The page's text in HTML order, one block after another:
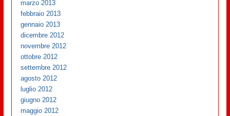
marzo 2013
febbraio 2013
gennaio 2013
dicembre 2012
novembre 2012
ottobre 2012
settembre 2012
agosto 2012
luglio 2012
giugno 2012
maggio 2012